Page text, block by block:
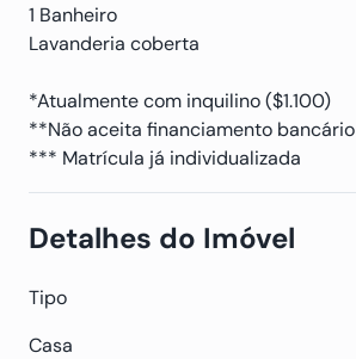
1 Banheiro
Lavanderia coberta
*Atualmente com inquilino ($1.100)
**Não aceita financiamento bancário
*** Matrícula já individualizada
Detalhes do Imóvel
Tipo
Casa